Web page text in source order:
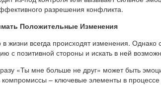
разрешения конфликта.
Положительные Изменения
жизни всегда происходят изменения.
с позитивной стороны и искать в ней
«Ты мне больше не друг» может быть
компромиссы – ключевые элементы в